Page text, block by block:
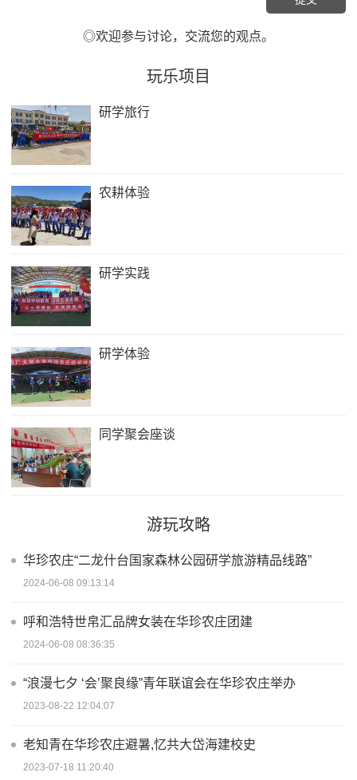
◎欢迎参与讨论，交流您的观点。
玩乐项目
研学旅行
农耕体验
研学实践
研学体验
同学聚会座谈
游玩攻略
华珍农庄“二龙什台国家森林公园研学旅游精品线路”
2024-06-08 09:13:14
呼和浩特世帛汇品牌女装在华珍农庄团建
2024-06-08 08:36:35
“浪漫七夕 ‘会’聚良缘”青年联谊会在华珍农庄举办
2023-08-22 12:04:07
老知青在华珍农庄避暑,忆共大岱海建校史
2023-07-18 11:20:40